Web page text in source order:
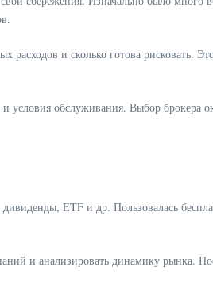
и сколько готова рисковать.
условия обслуживания. Выбор брокера
ETF и др. Пользовалась
и анализировать динамику рынка.